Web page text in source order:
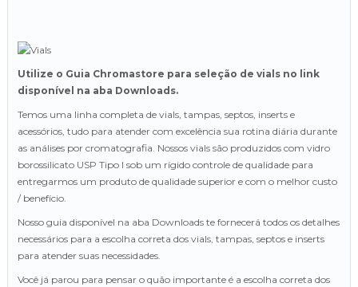
Utilize o Guia Chromastore para seleção de vials no link
disponível na aba Downloads.
Temos uma linha completa de vials, tampas, septos, inserts e
acessórios, tudo para atender com excelência sua rotina diária durante
as análises por cromatografia. Nossos vials são produzidos com vidro
borossilicato USP Tipo I sob um rígido controle de qualidade para
entregarmos um produto de qualidade superior e com o melhor custo
/ benefício.
Nosso guia disponível na aba Downloads te fornecerá todos os detalhes
necessários para a escolha correta dos vials, tampas, septos e inserts
para atender suas necessidades.
Você já parou para pensar o quão importante é a escolha correta dos